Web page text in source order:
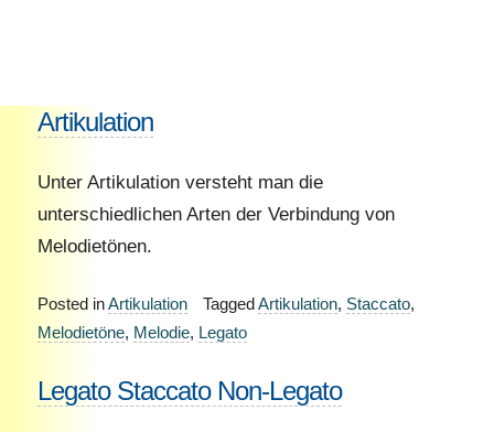
Artikulation
Unter Artikulation versteht man die
unterschiedlichen Arten der Verbindung von
Melodietönen.
Posted inArtikulation TaggedArtikulation, Staccato,
Melodietöne, Melodie, Legato
Legato Staccato Non-Legato